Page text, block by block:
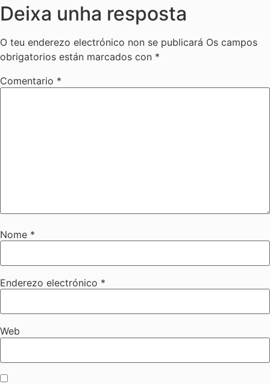
Deixa unha resposta
O teu enderezo electrónico non se publicará Os campos
obrigatorios están marcados con *
Comentario *
Nome *
Enderezo electrónico *
Web